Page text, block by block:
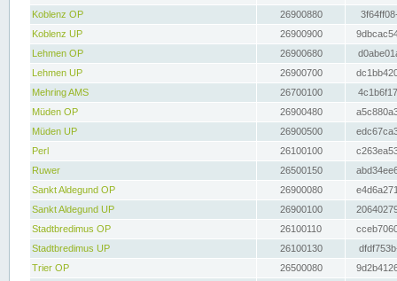
Koblenz OP
26900880
Koblenz UP
26900900
Lehmen OP
26900680
Lehmen UP
26900700
Mehring AMS
26700100
Müden OP
26900480
Müden UP
26900500
Perl
26100100
Ruwer
26500150
Sankt Aldegund OP
26900080
Sankt Aldegund UP
26900100
Stadtbredimus OP
26100110
Stadtbredimus UP
26100130
Trier OP
26500080